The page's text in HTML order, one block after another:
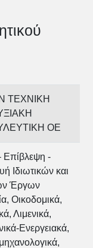
ΤΕΧΝΙΚΗ
ΟΕ
Επίβλεψη -
Ιδιωτικών και
Έργων
Οικοδομικά,
Λιμενικά,
Ενεργειακά,